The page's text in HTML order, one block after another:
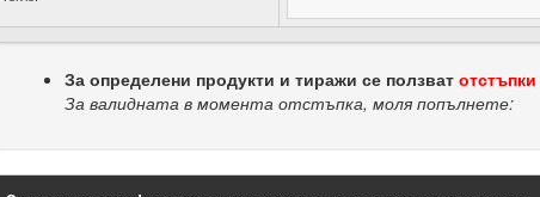
За определени продукти и тиражи се ползват отстъпки
За валидната в момента отстъпка, моля попълнете: